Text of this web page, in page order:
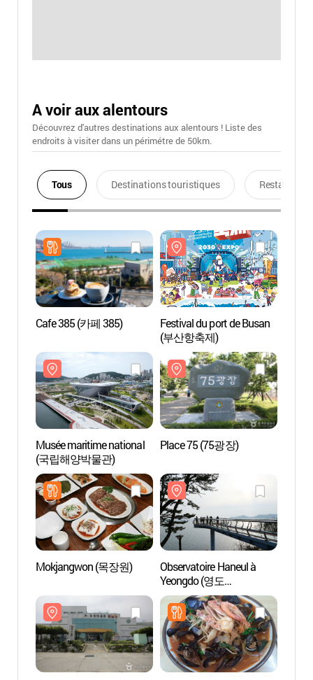
A voir aux alentours
Découvrez d'autres destinations aux alentours ! Liste des
endroits à visiter dans un périmétre de 50km.
Tous Destinations touristiques Restaurants
Cafe 385 (카페 385)
Festival du port de Busan
(부산항축제)
Musée maritime national
(국립해양박물관)
Place 75 (75광장)
Mokjangwon (목장원)
Observatoire Haneul à
Yeongdo (영도
하늘전망대)